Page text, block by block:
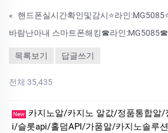
«
목록보기 답글쓰기
전체 35,435
New
카지노알/카지노 알값/정품통합알
i/슬롯api/홀덤API/가품알/카지노솔루